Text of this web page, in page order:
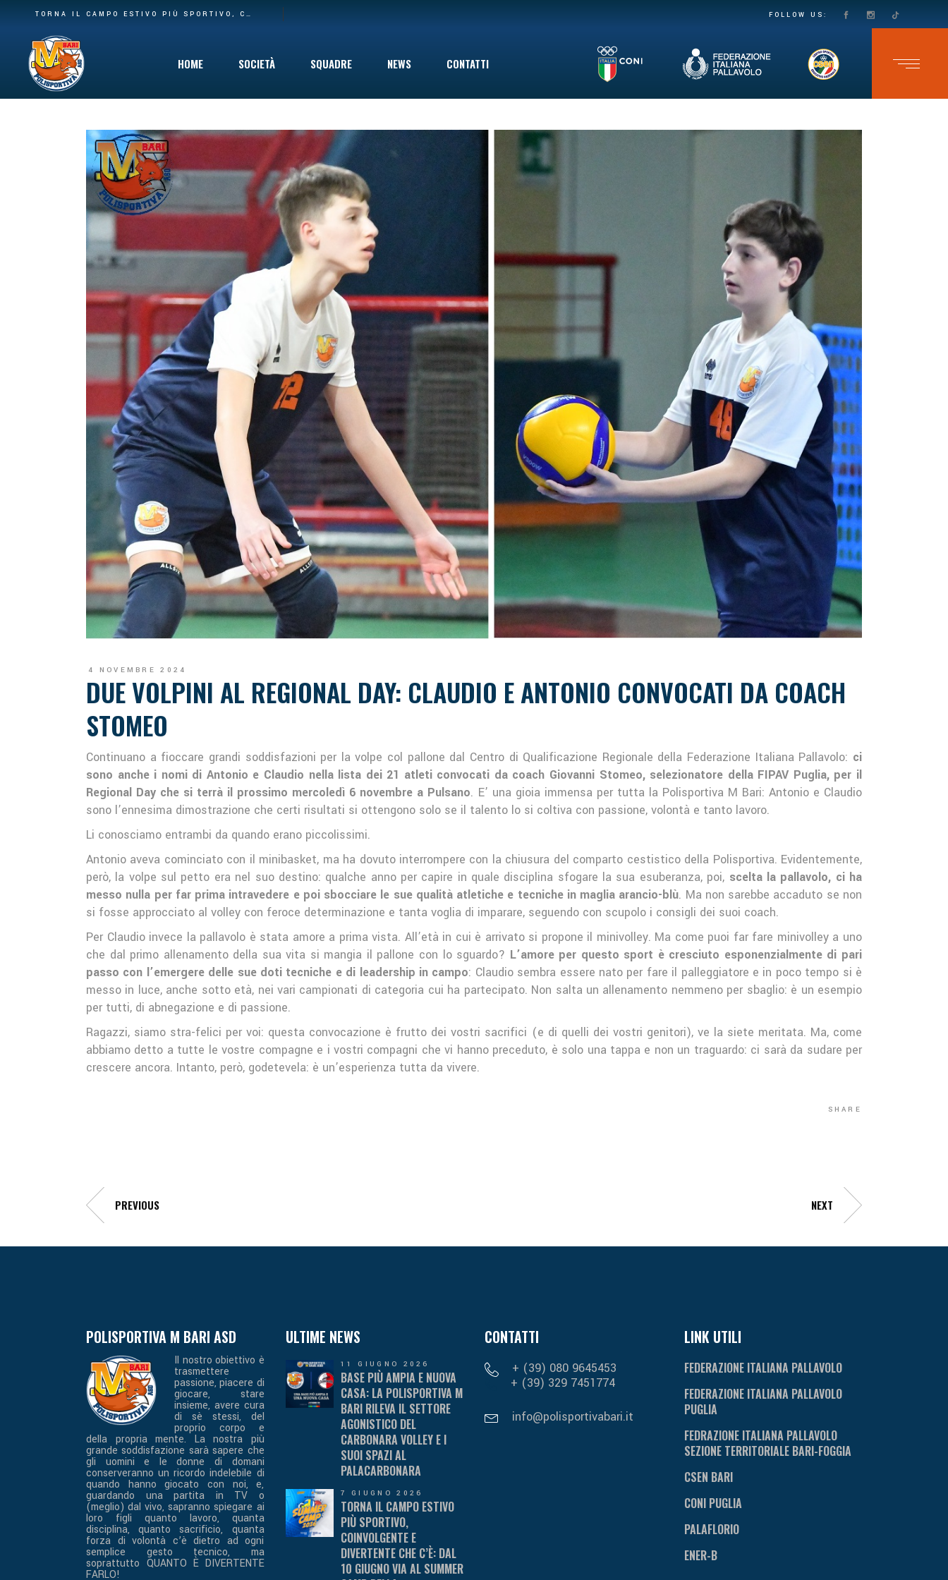
TORNA IL CAMPO ESTIVO PIÙ SPORTIVO, COINVOLGENTE E DIVERTENTE CHE C’È: DAL 10 GIUGNO VIA AL SUMMER CAMP DELLA POLISPORTIVA M BARI FOLLOW US:
HOME SOCIETÀ
Storia
Mission
Safeguarding
Cinque per Mille
Privacy Policy
SQUADRE NEWS CONTATTI
4 NOVEMBRE 2024
DUE VOLPINI AL REGIONAL DAY: CLAUDIO E ANTONIO CONVOCATI DA COACH
STOMEO
Continuano a fioccare grandi soddisfazioni per la volpe col pallone dal Centro di Qualificazione Regionale della Federazione Italiana Pallavolo: ci
sono anche i nomi di Antonio e Claudio nella lista dei 21 atleti convocati da coach Giovanni Stomeo, selezionatore della FIPAV Puglia, per il
Regional Day che si terrà il prossimo mercoledì 6 novembre a Pulsano. E’ una gioia immensa per tutta la Polisportiva M Bari: Antonio e Claudio
sono l’ennesima dimostrazione che certi risultati si ottengono solo se il talento lo si coltiva con passione, volontà e tanto lavoro.
Li conosciamo entrambi da quando erano piccolissimi.
Antonio aveva cominciato con il minibasket, ma ha dovuto interrompere con la chiusura del comparto cestistico della Polisportiva. Evidentemente,
però, la volpe sul petto era nel suo destino: qualche anno per capire in quale disciplina sfogare la sua esuberanza, poi, scelta la pallavolo, ci ha
messo nulla per far prima intravedere e poi sbocciare le sue qualità atletiche e tecniche in maglia arancio-blù. Ma non sarebbe accaduto se non
si fosse approcciato al volley con feroce determinazione e tanta voglia di imparare, seguendo con scupolo i consigli dei suoi coach.
Per Claudio invece la pallavolo è stata amore a prima vista. All’età in cui è arrivato si propone il minivolley. Ma come puoi far fare minivolley a uno
che dal primo allenamento della sua vita si mangia il pallone con lo sguardo? L’amore per questo sport è cresciuto esponenzialmente di pari
passo con l’emergere delle sue doti tecniche e di leadership in campo: Claudio sembra essere nato per fare il palleggiatore e in poco tempo si è
messo in luce, anche sotto età, nei vari campionati di categoria cui ha partecipato. Non salta un allenamento nemmeno per sbaglio: è un esempio
per tutti, di abnegazione e di passione.
Ragazzi, siamo stra-felici per voi: questa convocazione è frutto dei vostri sacrifici (e di quelli dei vostri genitori), ve la siete meritata. Ma, come
abbiamo detto a tutte le vostre compagne e i vostri compagni che vi hanno preceduto, è solo una tappa e non un traguardo: ci sarà da sudare per
crescere ancora. Intanto, però, godetevela: è un’esperienza tutta da vivere.
SHARE
PREVIOUS NEXT
POLISPORTIVA M BARI ASD
Il nostro obiettivo è
trasmettere
passione, piacere di
giocare, stare
insieme, avere cura
di sè stessi, del
proprio corpo e
della propria mente. La nostra più
grande soddisfazione sarà sapere che
gli uomini e le donne di domani
conserveranno un ricordo indelebile di
quando hanno giocato con noi, e,
guardando una partita in TV o
(meglio) dal vivo, sapranno spiegare ai
loro figli quanto lavoro, quanta
disciplina, quanto sacrificio, quanta
forza di volontà c’è dietro ad ogni
semplice gesto tecnico, ma
soprattutto QUANTO È DIVERTENTE
FARLO!
ULTIME NEWS
11 GIUGNO 2026
BASE PIÙ AMPIA E NUOVA
CASA: LA POLISPORTIVA M
BARI RILEVA IL SETTORE
AGONISTICO DEL
CARBONARA VOLLEY E I
SUOI SPAZI AL
PALACARBONARA
7 GIUGNO 2026
TORNA IL CAMPO ESTIVO
PIÙ SPORTIVO,
COINVOLGENTE E
DIVERTENTE CHE C’È: DAL
10 GIUGNO VIA AL SUMMER
CONTATTI
+ (39) 080 9645453
+ (39) 329 7451774
info@polisportivabari.it
LINK UTILI
FEDERAZIONE ITALIANA PALLAVOLO
FEDERAZIONE ITALIANA PALLAVOLO
PUGLIA
FEDRAZIONE ITALIANA PALLAVOLO
SEZIONE TERRITORIALE BARI-FOGGIA
CSEN BARI
CONI PUGLIA
PALAFLORIO
ENER-B